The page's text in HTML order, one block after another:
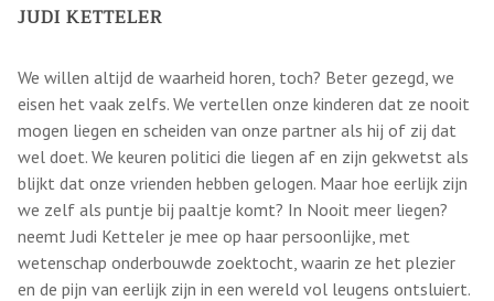
JUDI KETTELER
We willen altijd de waarheid horen, toch? Beter gezegd, we
eisen het vaak zelfs. We vertellen onze kinderen dat ze nooit
mogen liegen en scheiden van onze partner als hij of zij dat
wel doet. We keuren politici die liegen af en zijn gekwetst als
blijkt dat onze vrienden hebben gelogen. Maar hoe eerlijk zijn
we zelf als puntje bij paaltje komt? In Nooit meer liegen?
neemt Judi Ketteler je mee op haar persoonlijke, met
wetenschap onderbouwde zoektocht, waarin ze het plezier
en de pijn van eerlijk zijn in een wereld vol leugens ontsluiert.